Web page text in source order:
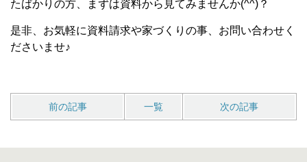
たばかりの方、まずは資料から見てみませんか(^^) ？
是非、お気軽に資料請求や家づくりの事、お問い合わせく
ださいませ♪
前の記事 一覧 次の記事